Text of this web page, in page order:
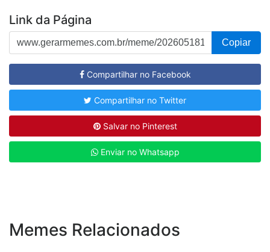
Link da Página
Copiar
Compartilhar no Facebook
Compartilhar no Twitter
Salvar no Pinterest
Enviar no Whatsapp
Memes Relacionados